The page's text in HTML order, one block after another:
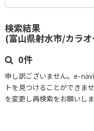
検索結果
(富山県射水市/カラオ
0件
申し訳ございません。e-
トを見つけることができま
を変更し再検索をお願いしま